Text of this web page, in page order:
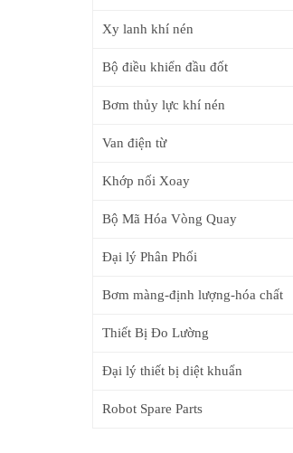
Xy lanh khí nén
Bộ điều khiển đầu đốt
Bơm thủy lực khí nén
Van điện từ
Khớp nối Xoay
Bộ Mã Hóa Vòng Quay
Đại lý Phân Phối
Bơm màng-định lượng-hóa chất
Thiết Bị Đo Lường
Đại lý thiết bị diệt khuẩn
Robot Spare Parts